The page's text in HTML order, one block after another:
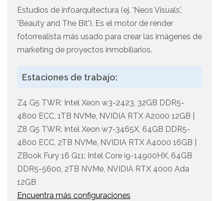
Estudios de infoarquitectura (ej. 'Neos Visuals',
'Beauty and The Bit'). Es el motor de render
fotorrealista más usado para crear las imágenes de
marketing de proyectos inmobiliarios.
Estaciones de trabajo:
Z4 G5 TWR: Intel Xeon w3-2423, 32GB DDR5-
4800 ECC, 1TB NVMe, NVIDIA RTX A2000 12GB |
Z8 G5 TWR: Intel Xeon w7-3465X, 64GB DDR5-
4800 ECC, 2TB NVMe, NVIDIA RTX A4000 16GB |
ZBook Fury 16 G11: Intel Core i9-14900HX, 64GB
DDR5-5600, 2TB NVMe, NVIDIA RTX 4000 Ada
12GB
Encuentra más configuraciones